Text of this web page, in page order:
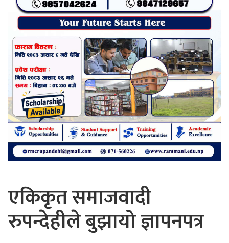
एकिकृत समाजवादी
रुपन्देहीले बुझायो ज्ञापनपत्र